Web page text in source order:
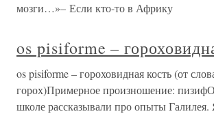
мозги…»– Если кто-то в Африку
os pisiforme –
os pisiforme – гороховидная кость (от
горох)Примерное произношение:
школе рассказывали про опыты